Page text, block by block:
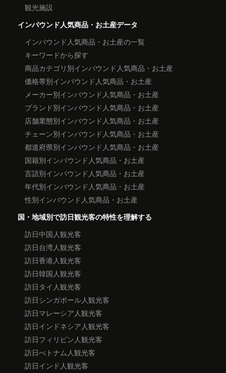
観光施設
インバウンド人気商品・お土産データ
インバウンド人気商品・お土産の一覧
キーワードから探す
商品カテゴリ別インバウンド人気商品・お土産
価格帯別インバウンド人気商品・お土産
メーカー別インバウンド人気商品・お土産
ブランド別インバウンド人気商品・お土産
店舗業態別インバウンド人気商品・お土産
チェーン別インバウンド人気商品・お土産
都道府県別インバウンド人気商品・お土産
国籍別インバウンド人気商品・お土産
言語別インバウンド人気商品・お土産
年代別インバウンド人気商品・お土産
性別インバウンド人気商品・お土産
国・地域別で訪日観光客の特性を理解する
訪日中国人観光客
訪日台湾人観光客
訪日香港人観光客
訪日韓国人観光客
訪日タイ人観光客
訪日シンガポール人観光客
訪日マレーシア人観光客
訪日インドネシア人観光客
訪日フィリピン人観光客
訪日べトナム人観光客
訪日インド人観光客